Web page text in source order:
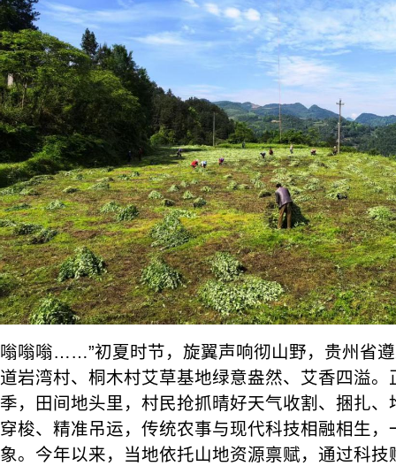
嗡嗡嗡……”初夏时节，旋翼声响彻山野，贵州省
道岩湾村、桐木村艾草基地绿意盎然、艾香四溢
季，田间地头里，村民抢抓晴好天气收割、捆扎
穿梭、精准吊运，传统农事与现代科技相融相生
象。今年以来，当地依托山地资源禀赋，通过科